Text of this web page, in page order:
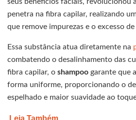
penetra na fibra capilar, realizando
que remove impurezas e o excesso
Essa substância atua diretamente na
combatendo o desalinhamento das
fibra capilar, o shampoo garante que
forma uniforme, proporcionando o
espelhado e maior suavidade ao
Leia Também